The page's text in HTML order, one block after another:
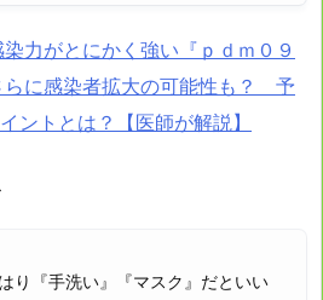
染力がとにかく強い『ｐｄｍ０９
に感染者拡大の可能性も？ 予
ントとは？【医師が解説】
り『手洗い』『マスク』だといい